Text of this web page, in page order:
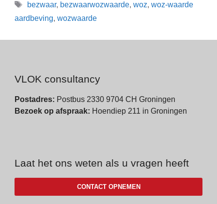
bezwaar, bezwaarwozwaarde, woz, woz-waarde
aardbeving, wozwaarde
VLOK consultancy
Postadres: Postbus 2330 9704 CH Groningen
Bezoek op afspraak: Hoendiep 211 in Groningen
Laat het ons weten als u vragen heeft
CONTACT OPNEMEN